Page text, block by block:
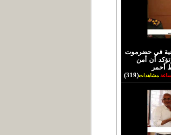
في حضرموت
أن أمن
أحمر
مشاهدات(319)